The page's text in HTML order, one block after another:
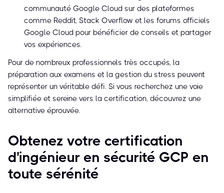
communauté Google Cloud sur des plateformes
comme Reddit, Stack Overflow et les forums officiels
Google Cloud pour bénéficier de conseils et partager
vos expériences.
Pour de nombreux professionnels très occupés, la
préparation aux examens et la gestion du stress peuvent
représenter un véritable défi. Si vous recherchez une voie
simplifiée et sereine vers la certification, découvrez une
alternative éprouvée.
Obtenez votre certification
d'ingénieur en sécurité GCP en
toute sérénité